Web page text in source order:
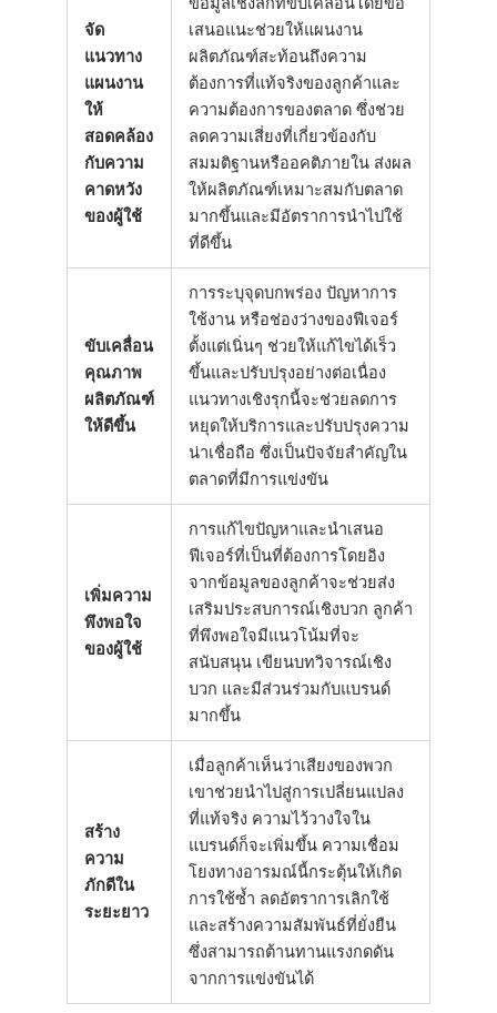
จัด
แนวทาง
แผนงาน
ให้
สอดคล้อง
กับความ
คาดหวัง
ของผู้ใช้
เสนอแนะช่วยให้แผนงาน
ผลิตภัณฑ์สะท้อนถึงความ
ต้องการที่แท้จริงของลูกค้าและ
ความต้องการของตลาด ซึ่งช่วย
ลดความเสี่ยงที่เกี่ยวข้องกับ
สมมติฐานหรืออคติภายใน ส่งผล
ให้ผลิตภัณฑ์เหมาะสมกับตลาด
มากขึ้นและมีอัตราการนำไปใช้
ที่ดีขึ้น
ขับเคลื่อน
คุณภาพ
ผลิตภัณฑ์
ให้ดีขึ้น
การระบุจุดบกพร่อง ปัญหาการ
ใช้งาน หรือช่องว่างของฟีเจอร์
ตั้งแต่เนิ่นๆ ช่วยให้แก้ไขได้เร็ว
ขึ้นและปรับปรุงอย่างต่อเนื่อง
แนวทางเชิงรุกนี้จะช่วยลดการ
หยุดให้บริการและปรับปรุงความ
น่าเชื่อถือ ซึ่งเป็นปัจจัยสำคัญใน
ตลาดที่มีการแข่งขัน
เพิ่มความ
พึงพอใจ
ของผู้ใช้
การแก้ไขปัญหาและนำเสนอ
ฟีเจอร์ที่เป็นที่ต้องการโดยอิง
จากข้อมูลของลูกค้าจะช่วยส่ง
เสริมประสบการณ์เชิงบวก ลูกค้า
ที่พึงพอใจมีแนวโน้มที่จะ
สนับสนุน เขียนบทวิจารณ์เชิง
บวก และมีส่วนร่วมกับแบรนด์
มากขึ้น
สร้าง
ความ
ภักดีใน
ระยะยาว
เมื่อลูกค้าเห็นว่าเสียงของพวก
เขาช่วยนำไปสู่การเปลี่ยนแปลง
ที่แท้จริง ความไว้วางใจใน
แบรนด์ก็จะเพิ่มขึ้น ความเชื่อม
โยงทางอารมณ์นี้กระตุ้นให้เกิด
การใช้ซ้ำ ลดอัตราการเลิกใช้
และสร้างความสัมพันธ์ที่ยั่งยืน
ซึ่งสามารถต้านทานแรงกดดัน
จากการแข่งขันได้